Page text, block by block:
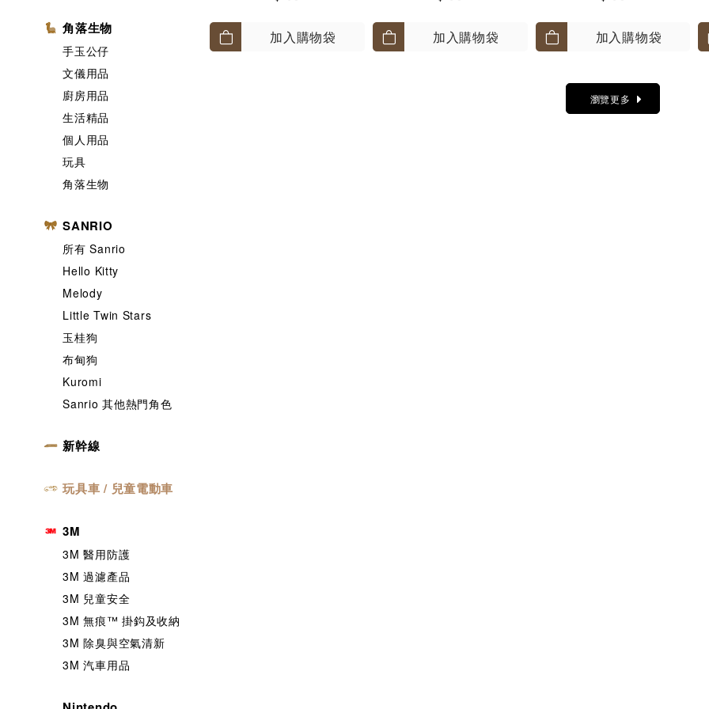
角落生物
手玉公仔
文儀用品
廚房用品
生活精品
個人用品
玩具
角落生物
SANRIO
所有 Sanrio
Hello Kitty
Melody
Little Twin Stars
玉桂狗
布甸狗
Kuromi
Sanrio 其他熱門角色
新幹線
玩具車 / 兒童電動車
3M
3M 醫用防護
3M 過濾產品
3M 兒童安全
3M 無痕™️ 掛鈎及收納
3M 除臭與空氣清新
3M 汽車用品
加入購物袋 加入購物袋 加入購物袋
瀏覽更多